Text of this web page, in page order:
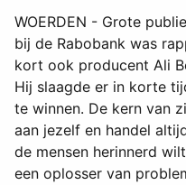
WOERDEN - Grote
bij de Rabobank was
kort ook producent Ali
Hij slaagde er in korte
te winnen. De kern van
aan jezelf en handel
de mensen herinnerd
een oplosser van